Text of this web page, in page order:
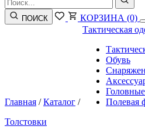
ПОИСК КОРЗИНА (0)
Главная /Каталог /
Тактическая
Обувь
Полевая
Толстовки